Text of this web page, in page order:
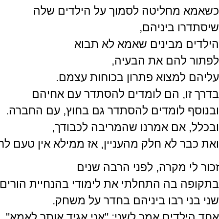
כשאמא מחליטה לסמוך על הילדים שלה
שיסתדרו ביניהם,
הילדים מבינים שאמא לא תבוא
לפתור להם את הבעיה,
עליהם למצוא פתרון בכוחות עצמם.
בדרך זו, הם לומדים להסתדר עם אחיהם
ובנוסף לומדים להסתדר גם בחוץ, עם החברה.
ובכלל, אם אמרנו שהמריבה לכבודך,
ואת כבר לא חלק מהעניין, אז ממילא אין טעם
זכור לי מקרה, לפני הרבה שנים
בתקופה בה התחלתי את לימודי בהנחיית
שני בני רבו ביניהם בחדר על משחק.